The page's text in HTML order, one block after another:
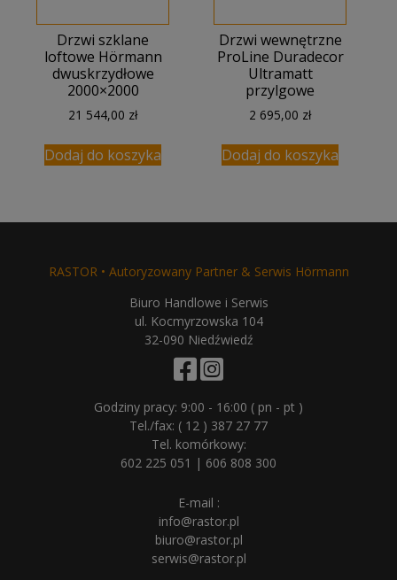
Drzwi szklane
loftowe Hörmann
dwuskrzydłowe
2000×2000
21 544,00 zł
Dodaj do koszyka
Drzwi wewnętrzne
ProLine Duradecor
Ultramatt
przylgowe
2 695,00 zł
Dodaj do koszyka
RASTOR • Autoryzowany Partner & Serwis Hörmann
Biuro Handlowe i Serwis
ul. Kocmyrzowska 104
32-090 Niedźwiedź
Godziny pracy: 9:00 - 16:00 ( pn - pt )
Tel./fax: ( 12 ) 387 27 77
Tel. komórkowy:
602 225 051 | 606 808 300
E-mail :
info@rastor.pl
biuro@rastor.pl
serwis@rastor.pl